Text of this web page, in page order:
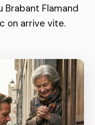
Brabant Flamand
on arrive vite.